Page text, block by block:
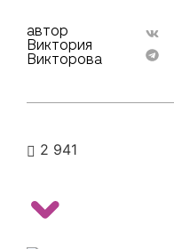
автор
Виктория
Викторова
2 941